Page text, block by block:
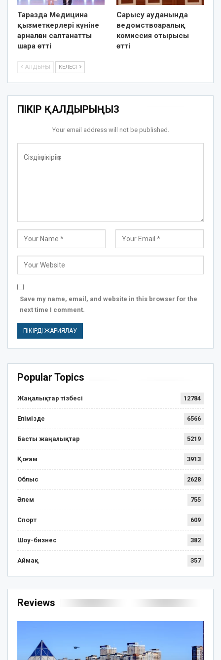
Таразда Медицина
қызметкерлері күніне
арналған салтанатты
шара өтті
Сарысу ауданында
ведомствоаралық
комиссия отырысы
өтті
АЛДЫҢҒЫ КЕЛЕСІ
ПІКІР ҚАЛДЫРЫҢЫЗ
Your email address will not be published.
Save my name, email, and website in this browser for the
next time I comment.
Popular Topics
Жаңалықтар тізбесі 12784
Елімізде 6566
Басты жаңалықтар 5219
Қоғам 3913
Облыс 2628
Әлем 755
Спорт 609
Шоу-бизнес 382
Аймақ 357
Reviews